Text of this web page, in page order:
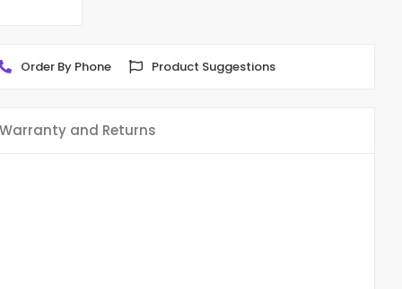
Order By Phone Product Suggestions
Warranty and Returns